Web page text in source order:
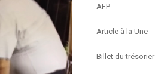
AFP
Article à la Une
Billet du trésorier